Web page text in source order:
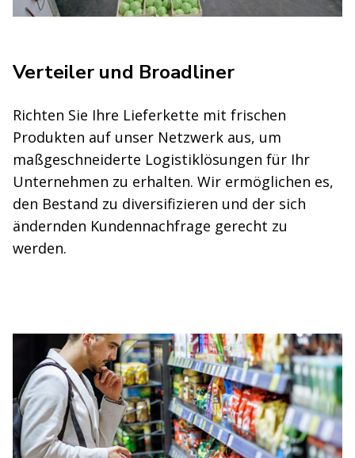
Verteiler und Broadliner
Richten Sie Ihre Lieferkette mit frischen
Produkten auf unser Netzwerk aus, um
maßgeschneiderte Logistiklösungen für Ihr
Unternehmen zu erhalten. Wir ermöglichen es,
den Bestand zu diversifizieren und der sich
ändernden Kundennachfrage gerecht zu
werden.